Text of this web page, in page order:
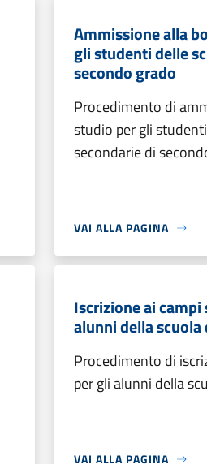
Ammissione alla
gli studenti delle
secondo grado
Procedimento di
studio per gli
secondarie di
VAI ALLA PAGINA
Iscrizione ai
alunni della
Procedimento di
per gli alunni della
VAI ALLA PAGINA